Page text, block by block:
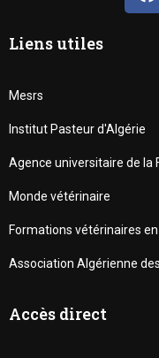
Liens utiles
Mesrs
Institut Pasteur d'Algérie
Agence universitaire de la
Monde vétérinaire
Formations vétérinaires
Association Algérienne
Accès direct